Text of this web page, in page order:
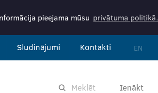
pieejama mūsu privātuma politikā.
Sludinājumi Kontakti EN
Ienākt